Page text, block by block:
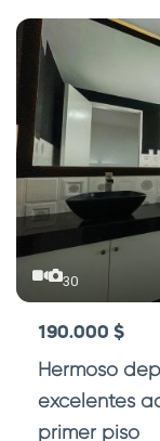
30
190.000 $
Hermoso
excelentes
primer piso